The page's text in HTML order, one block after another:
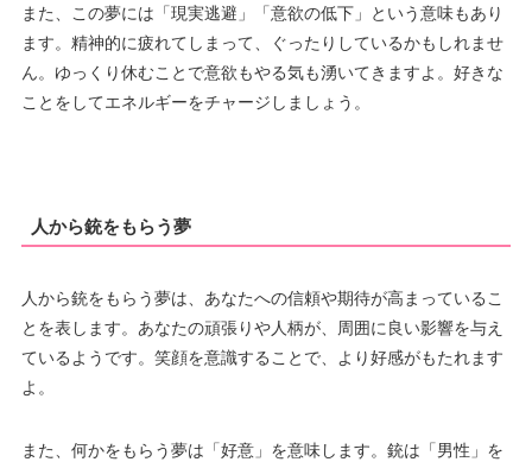
また、この夢には「現実逃避」「意欲の低下」という意味もあり
ます。精神的に疲れてしまって、ぐったりしているかもしれませ
ん。ゆっくり休むことで意欲もやる気も湧いてきますよ。好きな
ことをしてエネルギーをチャージしましょう。
人から銃をもらう夢
人から銃をもらう夢は、あなたへの信頼や期待が高まっているこ
とを表します。あなたの頑張りや人柄が、周囲に良い影響を与え
ているようです。笑顔を意識することで、より好感がもたれます
よ。
また、何かをもらう夢は「好意」を意味します。銃は「男性」を